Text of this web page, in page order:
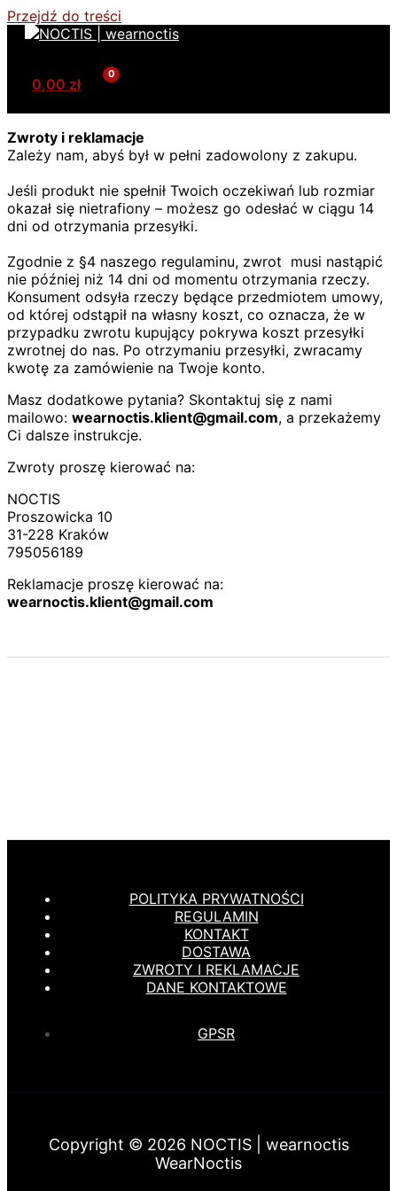
Przejdź do treści
0,00 zł
Zwroty i reklamacje
Zależy nam, abyś był w pełni zadowolony z zakupu.
Jeśli produkt nie spełnił Twoich oczekiwań lub rozmiar
okazał się nietrafiony – możesz go odesłać w ciągu 14
dni od otrzymania przesyłki.
Zgodnie z §4 naszego regulaminu, zwrot musi nastąpić
nie później niż 14 dni od momentu otrzymania rzeczy.
Konsument odsyła rzeczy będące przedmiotem umowy,
od której odstąpił na własny koszt, co oznacza, że w
przypadku zwrotu kupujący pokrywa koszt przesyłki
zwrotnej do nas. Po otrzymaniu przesyłki, zwracamy
kwotę za zamówienie na Twoje konto.
Masz dodatkowe pytania? Skontaktuj się z nami
mailowo: wearnoctis.klient@gmail.com, a przekażemy
Ci dalsze instrukcje.
Zwroty proszę kierować na:
NOCTIS
Proszowicka 10
31-228 Kraków
795056189
Reklamacje proszę kierować na:
wearnoctis.klient@gmail.com
POLITYKA PRYWATNOŚCI
REGULAMIN
KONTAKT
DOSTAWA
ZWROTY I REKLAMACJE
DANE KONTAKTOWE
GPSR
Copyright © 2026 NOCTIS | wearnoctis
WearNoctis